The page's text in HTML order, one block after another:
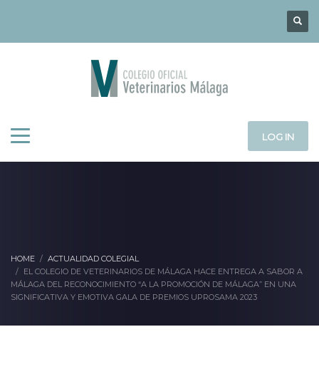
LOG IN
HOME
ACTUALIDAD COLEGIAL
EL COLEGIO DE VETERINARIOS DE MÁLAGA HACE ENTREGA A SABOR A
MÁLAGA DEL RECONOCIMIENTO “A LA PROMOCIÓN DE MÁLAGA” EN UNA
SIGNIFICATIVA Y EMOTIVA GALA DE PREMIOS UPROSAMA 2023